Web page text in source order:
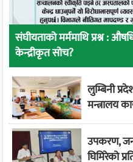
संघीयताको मर्ममाथि प्रश्न :
केन्द्रीकृत सोच?
लुम्बिनी
मन्त्रालय
उपकरण,
घिमिरेको